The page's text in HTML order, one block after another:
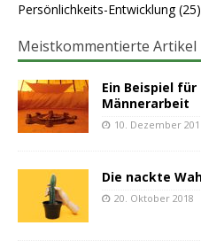
Persönlichkeits-Entwicklung(25)
Meistkommentierte Artikel
Ein Beispiel
Männerarbeit
10. Dezember
Die nackte
20. Oktober 2018